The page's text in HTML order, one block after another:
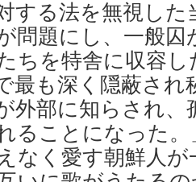
する法を無視した
問題にし、一般囚
ちを特舎に収容
最も深く隠蔽され
外部に知らされ、
ることになった。
なく愛す朝鮮人